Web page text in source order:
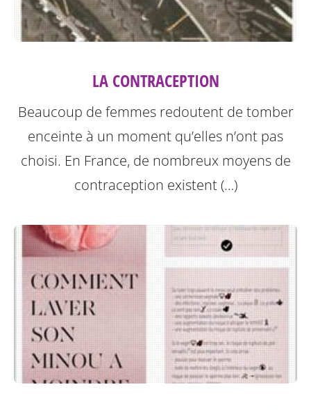
LA CONTRACEPTION
Beaucoup de femmes redoutent de tomber
enceinte à un moment qu’elles n’ont pas
choisi. En France, de nombreux moyens de
contraception existent (…)